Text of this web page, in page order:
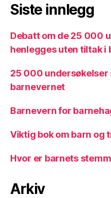
Siste innlegg
Debatt om de 25 000
henlegges uten tiltak i
25 000 undersøkelser
barnevernet
Barnevern for
Viktig bok om barn og
Hvor er barnets
Arkiv